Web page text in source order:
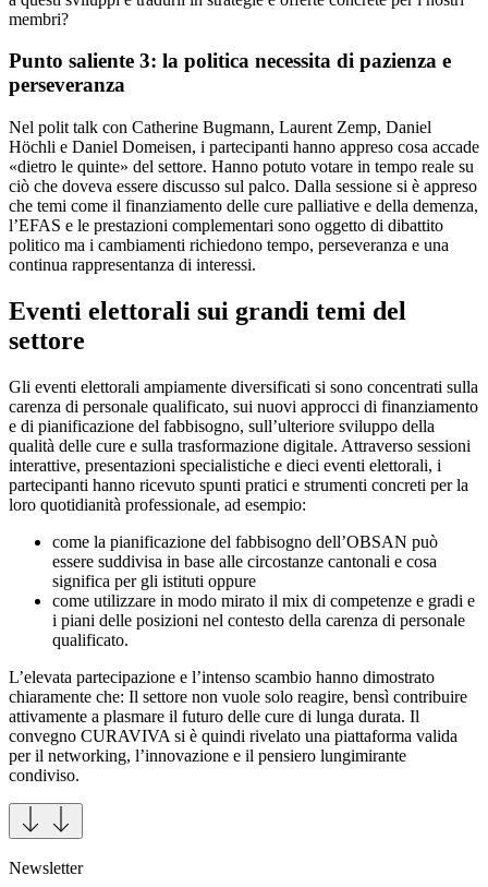
membri?
Punto saliente 3: la politica necessita di pazienza e
perseveranza
Nel polit talk con Catherine Bugmann, Laurent Zemp, Daniel
Höchli e Daniel Domeisen, i partecipanti hanno appreso cosa accade
«dietro le quinte» del settore. Hanno potuto votare in tempo reale su
ciò che doveva essere discusso sul palco. Dalla sessione si è appreso
che temi come il finanziamento delle cure palliative e della demenza,
l’EFAS e le prestazioni complementari sono oggetto di dibattito
politico ma i cambiamenti richiedono tempo, perseveranza e una
continua rappresentanza di interessi.
Eventi elettorali sui grandi temi del
settore
Gli eventi elettorali ampiamente diversificati si sono concentrati sulla
carenza di personale qualificato, sui nuovi approcci di finanziamento
e di pianificazione del fabbisogno, sull’ulteriore sviluppo della
qualità delle cure e sulla trasformazione digitale. Attraverso sessioni
interattive, presentazioni specialistiche e dieci eventi elettorali, i
partecipanti hanno ricevuto spunti pratici e strumenti concreti per la
loro quotidianità professionale, ad esempio:
come la pianificazione del fabbisogno dell’OBSAN può
essere suddivisa in base alle circostanze cantonali e cosa
significa per gli istituti oppure
come utilizzare in modo mirato il mix di competenze e gradi e
i piani delle posizioni nel contesto della carenza di personale
qualificato.
L’elevata partecipazione e l’intenso scambio hanno dimostrato
chiaramente che: Il settore non vuole solo reagire, bensì contribuire
attivamente a plasmare il futuro delle cure di lunga durata. Il
convegno CURAVIVA si è quindi rivelato una piattaforma valida
per il networking, l’innovazione e il pensiero lungimirante
condiviso.
Newsletter